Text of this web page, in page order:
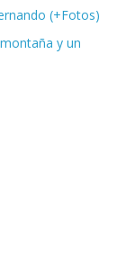
(+Fotos)
y un